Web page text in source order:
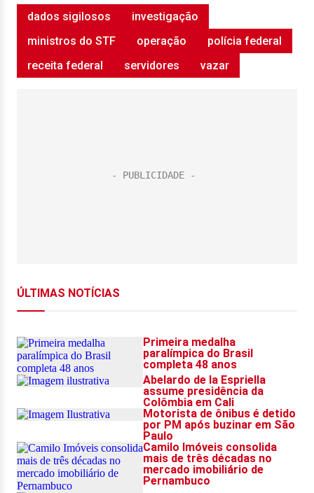
dados sigilosos
investigação
ministros do STF
operação
polícia federal
receita federal
servidores vazar